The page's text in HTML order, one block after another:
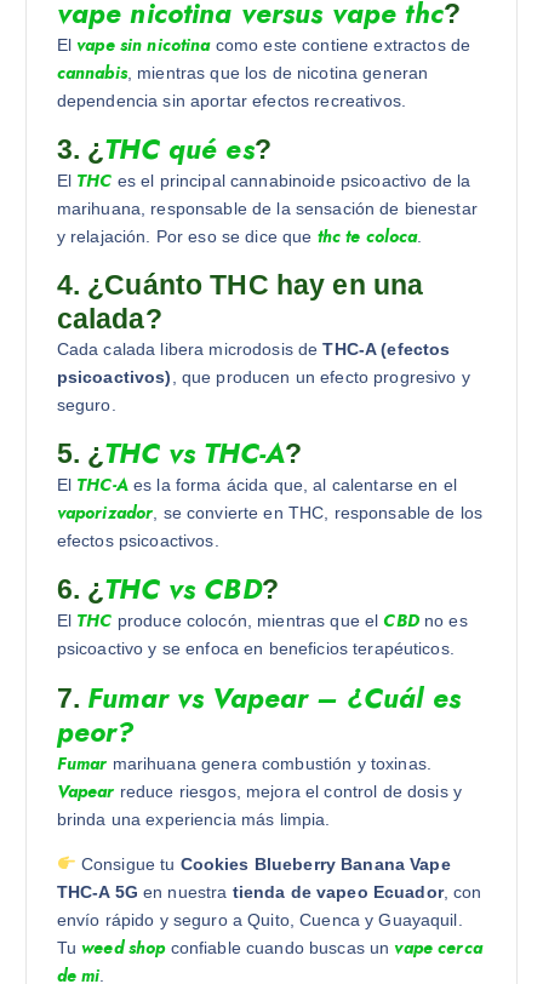
vape nicotina versus vape thc?
Elvape sin nicotinacomo este contiene extractos de
cannabis, mientras que los de nicotina generan
dependencia sin aportar efectos recreativos.
3. ¿THC qué es?
El THC es el principal cannabinoide psicoactivo de la
marihuana, responsable de la sensación de bienestar
y relajación. Por eso se dice que thc te coloca.
4. ¿Cuánto THC hay en una
calada?
Cada calada libera microdosis deTHC-A (efectos
psicoactivos), que producen un efecto progresivo y
seguro.
5. ¿THC vs THC-A?
El THC-Aes la forma ácida que, al calentarse en el
vaporizador, se convierte en THC, responsable de los
efectos psicoactivos.
6. ¿THC vs CBD?
El THC produce colocón, mientras que elCBDno es
psicoactivo y se enfoca en beneficios terapéuticos.
7. Fumar vs Vapear – ¿Cuál es
peor?
Fumar marihuana genera combustión y toxinas.
Vapear reduce riesgos, mejora el control de dosis y
brinda una experiencia más limpia.
Consigue tu Cookies Blueberry Banana Vape
THC-A 5G en nuestra tienda de vapeo Ecuador, con
envío rápido y seguro a Quito, Cuenca y Guayaquil.
Tuweed shopconfiable cuando buscas unvape cerca
de mi.